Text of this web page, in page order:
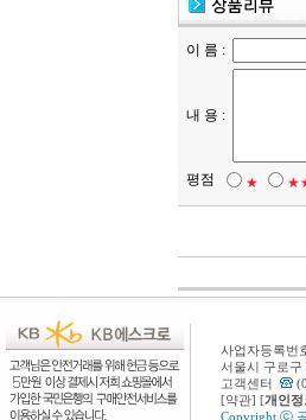
이 름 :
내 용 :
평점 ★
사업자등록번
서울시 구로
고객센터
[약관] [개인정
Copyright ⓒ